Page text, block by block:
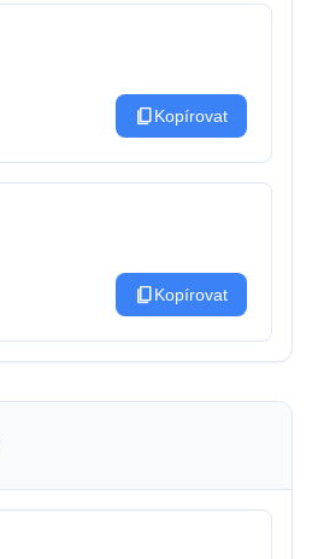
content_copyKopírovat
content_copyKopírovat